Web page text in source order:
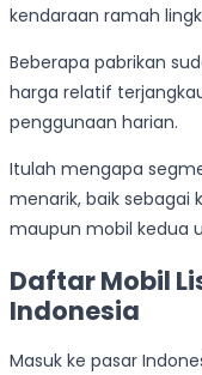
kendaraan ramah
Beberapa pabrikan
harga relatif
penggunaan harian.
Itulah mengapa
menarik, baik sebagai
maupun mobil kedua
Daftar Mobil
Indonesia
Masuk ke pasar